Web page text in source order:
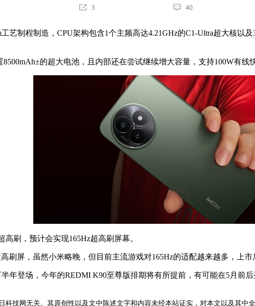
制程制造，CPU架构包含1个主频高达4.21GHz的C1-Ultra超大核以及
的超大电池，且内部还在尝试继续增大容量，支持100W有线快
刷，预计会实现165Hz超高刷屏幕。
屏，虽然小米略晚，但目前主流游戏对165Hz的适配越来越多，上市
登场，今年的REDMI K90至尊版排期将有所提前，有可能在5月前后
科技网无关。其原创性以及文中陈述文字和内容未经本站证实，对本文以及其